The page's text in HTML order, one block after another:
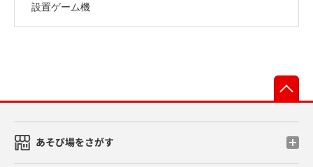
設置ゲーム機
あそび場をさがす